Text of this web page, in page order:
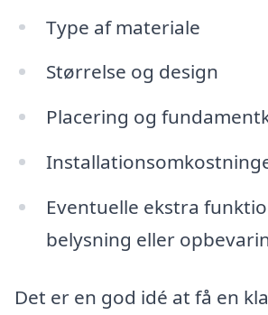
Type af materiale
Størrelse og design
Placering og
Eventuelle ekstra
belysning eller
Det er en god idé at få en